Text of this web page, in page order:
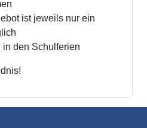
ist jeweils nur ein
in den Schulferien